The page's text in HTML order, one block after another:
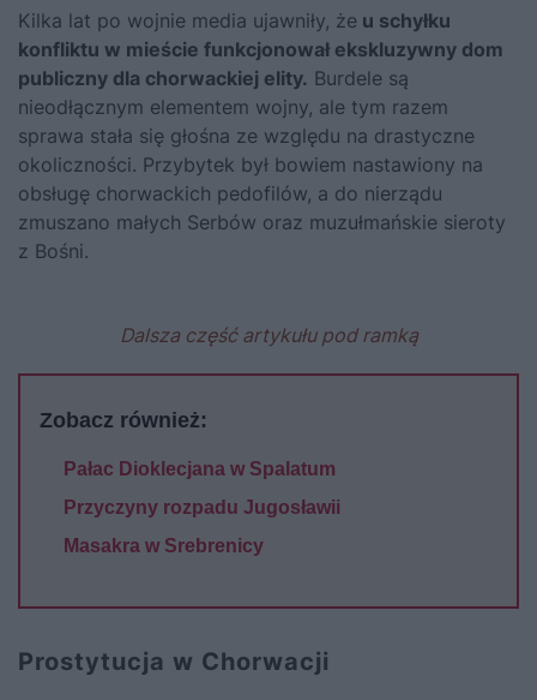
Kilka lat po wojnie media ujawniły, że u schyłku
konfliktu w mieście funkcjonował ekskluzywny dom
publiczny dla chorwackiej elity. Burdele są
nieodłącznym elementem wojny, ale tym razem
sprawa stała się głośna ze względu na drastyczne
okoliczności. Przybytek był bowiem nastawiony na
obsługę chorwackich pedofilów, a do nierządu
zmuszano małych Serbów oraz muzułmańskie sieroty
z Bośni.
Dalsza część artykułu pod ramką
Zobacz również:
Pałac Dioklecjana w Spalatum
Przyczyny rozpadu Jugosławii
Masakra w Srebrenicy
Prostytucja w Chorwacji